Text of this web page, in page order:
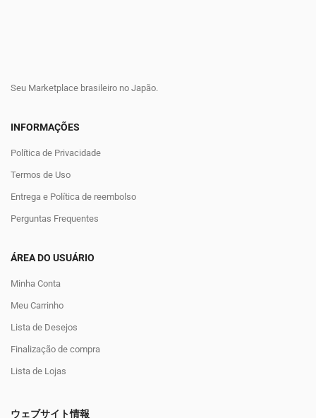
Seu Marketplace brasileiro no Japão.
INFORMAÇÕES
Política de Privacidade
Termos de Uso
Entrega e Política de reembolso
Perguntas Frequentes
ÁREA DO USUÁRIO
Minha Conta
Meu Carrinho
Lista de Desejos
Finalização de compra
Lista de Lojas
ウェブサイト情報